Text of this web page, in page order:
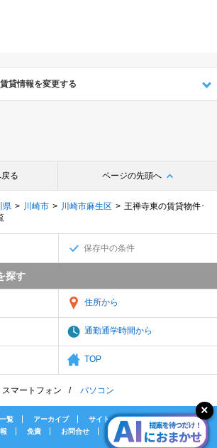
貸情報を変更する
る ページの先頭へ
県 川崎市 川崎市麻生区
王禅寺東の賃貸物件･
保存中の条件
探す
住所から
通勤通学時間から
TOP
スマートフォン パソコン
覧 アーカイブ
サイトマップ
免責 お問合せ 会社案内